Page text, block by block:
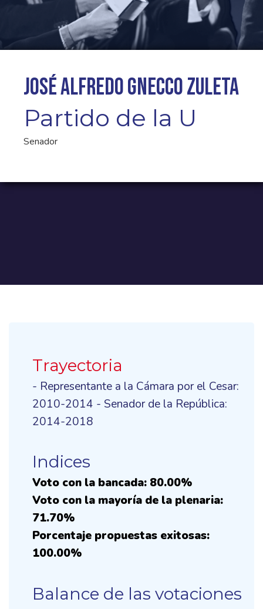
José Alfredo Gnecco Zuleta
Partido de la U
Senador
Trayectoria
- Representante a la Cámara por el Cesar:
2010-2014 - Senador de la República:
2014-2018
Indices
Voto con la bancada: 80.00%
Voto con la mayoría de la plenaria:
71.70%
Porcentaje propuestas exitosas:
100.00%
Balance de las votaciones